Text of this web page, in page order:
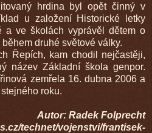
hrdina byl opět činný v
u založení Historické letky
a ve školách vyprávěl dětem o
druhé světové války.
Řepích, kam chodil nejčastěji,
název Základní škola genpor.
zemřela 16. dubna 2006 a
roku.
Autor: Radek Folprecht
technet/vojenstvi/frantisek-